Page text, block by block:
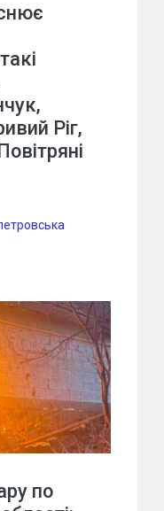
Ріг,
по